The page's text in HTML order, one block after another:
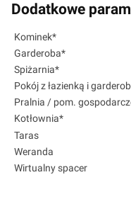
Dodatkowe
Kominek*
Garderoba*
Spiżarnia*
Pokój z łazienką i
Pralnia / pom.
Kotłownia*
Taras
Weranda
Wirtualny spacer